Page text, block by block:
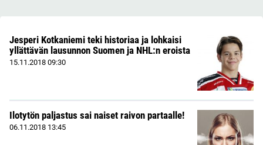
Jesperi Kotkaniemi teki historiaa ja lohkaisi
yllättävän lausunnon Suomen ja NHL:n eroista
15.11.2018 09:30
Ilotytön paljastus sai naiset raivon partaalle!
06.11.2018 13:45